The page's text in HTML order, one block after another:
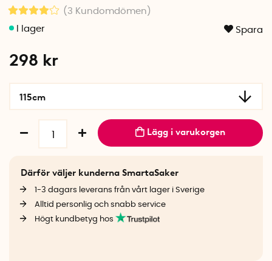
(3 Kundomdömen )
Spara
298 kr
115cm
Lägg i varukorgen
Därför väljer kunderna SmartaSaker
1-3 dagars leverans från vårt lager i Sverige
Alltid personlig och snabb service
Högt kundbetyg hos